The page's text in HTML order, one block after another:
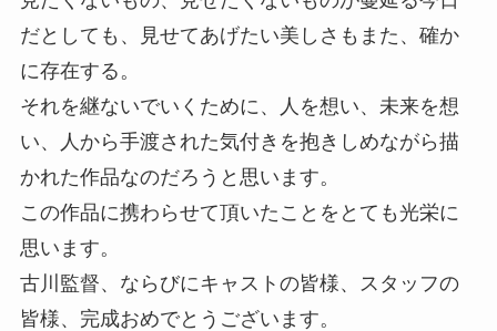
だとしても、見せてあげたい美しさもまた、確か
に存在する。
それを継ないでいくために、人を想い、未来を想
い、人から手渡された気付きを抱きしめながら描
かれた作品なのだろうと思います。
この作品に携わらせて頂いたことをとても光栄に
思います。
古川監督、ならびにキャストの皆様、スタッフの
皆様、完成おめでとうございます。